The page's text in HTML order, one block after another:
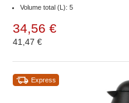
Volume total (L): 5
34,56 €
41,47 €
Express